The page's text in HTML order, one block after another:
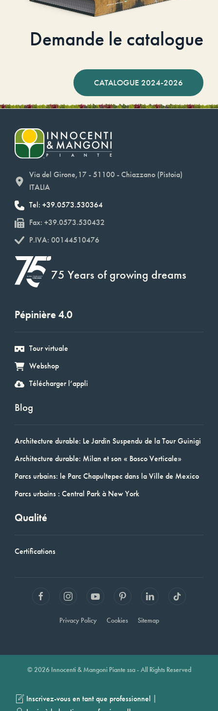
Demande le catalogue
CATALOGUE 2024-2026
Via del Girone,17 - 51100 - Chiazzano (Pistoia)
ITALIA
Tel: +39.0573.530364
Fax: +39.0573.530432
P.IVA: 00144510476
75 Years of growing dreams
Pépinière 4.0
Tour virtuale
Webshop
Télécharger l’appli
Blog
Architecture durable: Le Jardin Suspendu de la Tour Guinigi
Architecture durable: Milan et son « Bosco Verticale»
Parcs urbains: le Parc Chapultepec dans la Ville de Mexico
Parcs urbains : Central Park à New York
Qualité
Certifications
Privacy Policy Cookies Sitemap
© 2026 Innocenti & Mangoni Piante ssa - All Rights Reserved
Inscrivez-vous en tant que professionnel |